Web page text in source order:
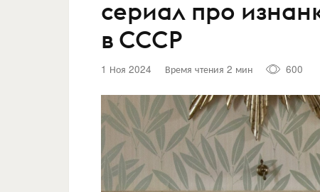
сериал про
в СССР
1 Ноя 2024 Время чтения 2 мин 600